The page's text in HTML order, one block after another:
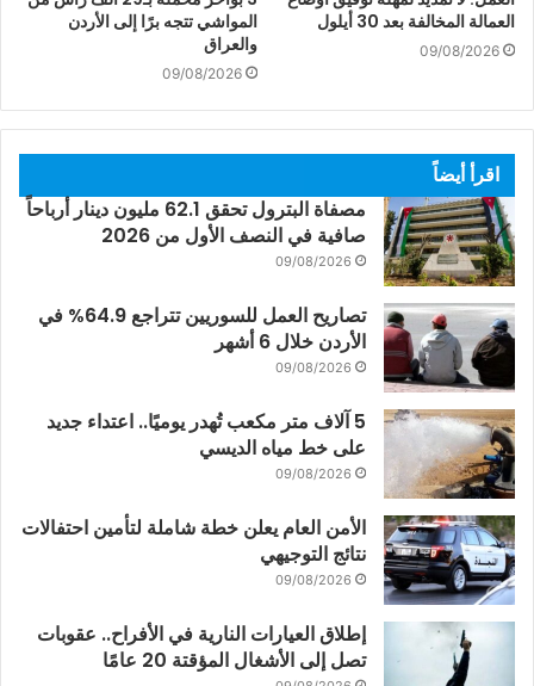
العمالة المخالفة بعد 30 أيلول
09/08/2026
المواشي تتجه برًا إلى الأردن
والعراق
09/08/2026
اقرأ أيضاً
مصفاة البترول تحقق 62.1 مليون دينار أرباحاً
صافية في النصف الأول من 2026
09/08/2026
تصاريح العمل للسوريين تتراجع 64.9% في
الأردن خلال 6 أشهر
09/08/2026
5 آلاف متر مكعب تُهدر يوميًا.. اعتداء جديد
على خط مياه الديسي
09/08/2026
الأمن العام يعلن خطة شاملة لتأمين احتفالات
نتائج التوجيهي
09/08/2026
إطلاق العيارات النارية في الأفراح.. عقوبات
تصل إلى الأشغال المؤقتة 20 عامًا